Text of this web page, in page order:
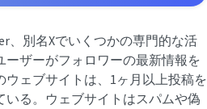
、別名Xでいくつかの専門的な活
ザーがフォロワーの最新情報を
ェブサイトは、1ヶ月以上投稿を
る。ウェブサイトはスパムや偽